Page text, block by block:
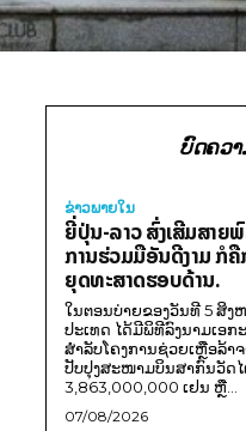
ບົດຄວ
ຂ່າວພາຍ​ໃນ
ຍີ່ປຸ່ນ-ລາວ ສົ່ງເສີມສາຍ
ການຮ່ວມມືອັນດີງາມ ກໍຄື
ຍຸດທະສາດຮອບດ້ານ.
ໃນຕອນບ່າຍຂອງວັນທີ 5 ສິງ
ປະເທດ ໄດ້ມີພິທີລົງນາມເອ
ສໍາລັບໂຄງການຊ່ວຍເຫຼືອລ້າ
ປັບປຸງສະໜາມບິນສາກົນວັດ
3,863,000,000 ເຢນ ຫຼື...
07/08/2026